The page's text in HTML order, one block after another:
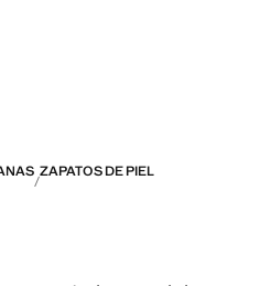
ZAPATOS DE PIEL